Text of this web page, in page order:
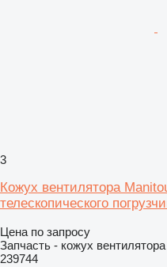
3
Кожух вентилятора
телескопического
Цена по запросу
Запчасть - кожух вентилятора
239744